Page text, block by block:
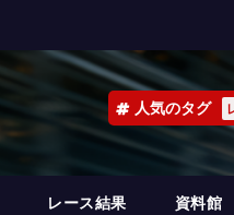
人気のタグ
レース結果 資料館